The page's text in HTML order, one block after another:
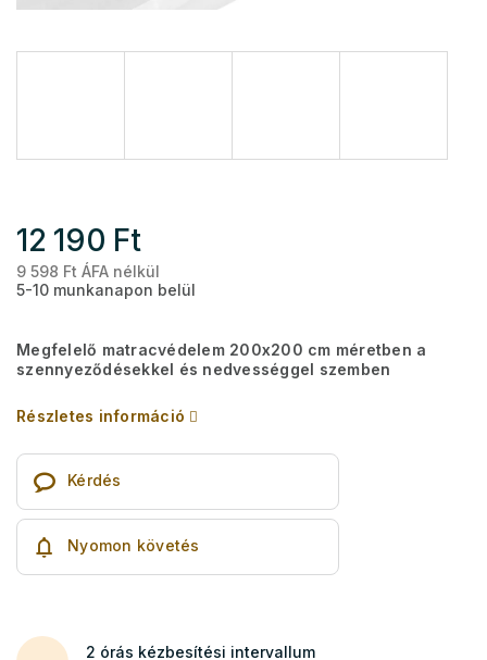
12 190 Ft
9 598 Ft ÁFA nélkül
5-10 munkanapon belül
Megfelelő matracvédelem 200x200 cm méretben a
szennyeződésekkel és nedvességgel szemben
Részletes információ
Kérdés
Nyomon követés
2 órás kézbesítési intervallum